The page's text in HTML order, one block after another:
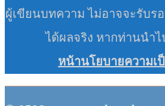
ผู้เขียนบทความ ไม่อาจจะรับร
ได้ผลจริง หากท่านนำ
หน้านโยบายความเ